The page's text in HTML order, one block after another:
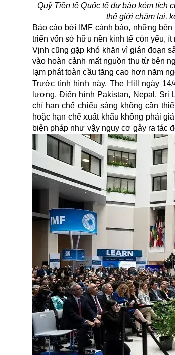
Quỹ Tiền tệ Quốc tế dự báo kém tích
thế giới chậm lại,
Báo cáo bởi IMF cảnh báo, những
triển vốn sở hữu nền kinh tế còn yếu,
Vịnh cũng gặp khó khăn vì gián đoạn
vào hoàn cảnh mất nguồn thu từ bên
lạm phát toàn cầu tăng cao hơn năm
Trước tình hình này, The Hill ngày
lượng. Điển hình Pakistan, Nepal, Sri
chí hạn chế chiếu sáng không cần
hoặc hạn chế xuất khẩu không phải
biện pháp như vậy nguy cơ gây ra tác